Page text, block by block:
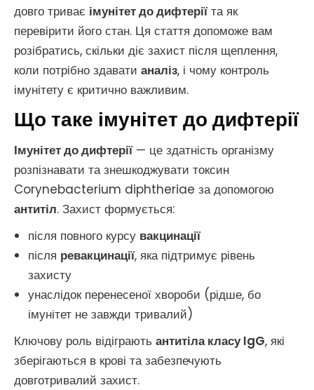
довго триває імунітет до дифтерії та як
перевірити його стан. Ця стаття допоможе вам
розібратись, скільки діє захист після щеплення,
коли потрібно здавати аналіз, і чому контроль
імунітету є критично важливим.
Що таке імунітет до дифтерії
Імунітет до дифтерії — це здатність організму
розпізнавати та знешкоджувати токсин
Corynebacterium diphtheriae за допомогою
антитіл. Захист формується:
після повного курсу вакцинації
після ревакцинації, яка підтримує рівень
захисту
унаслідок перенесеної хвороби (рідше, бо
імунітет не завжди тривалий)
Ключову роль відіграють антитіла класу IgG, які
зберігаються в крові та забезпечують
довготривалий захист.